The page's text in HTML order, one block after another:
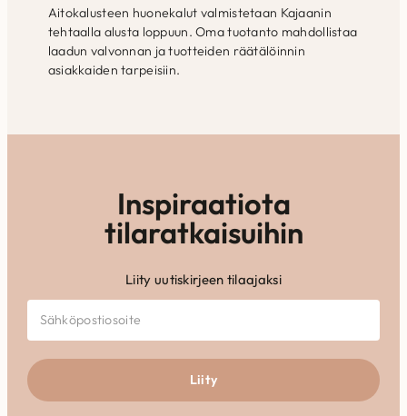
Aitokalusteen huonekalut valmistetaan Kajaanin
tehtaalla alusta loppuun. Oma tuotanto mahdollistaa
laadun valvonnan ja tuotteiden räätälöinnin
asiakkaiden tarpeisiin.
Inspiraatiota
tilaratkaisuihin
Liity uutiskirjeen tilaajaksi
Liity